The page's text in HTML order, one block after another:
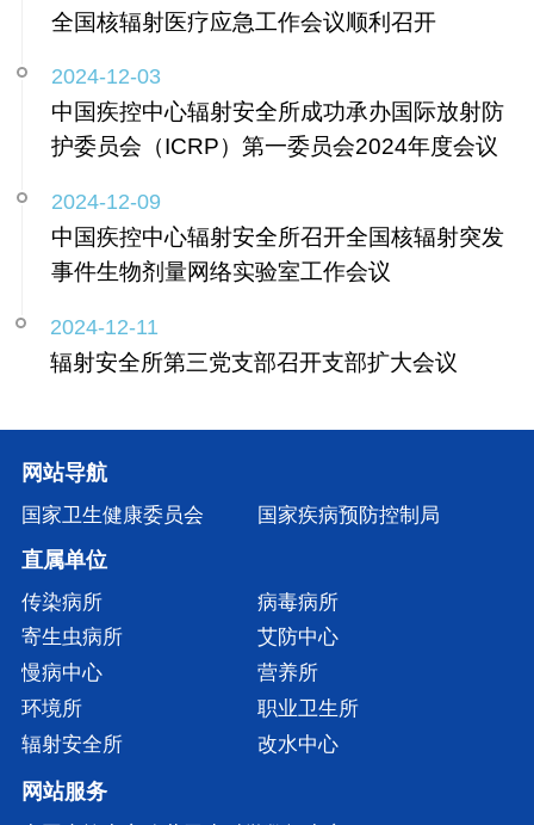
全国核辐射医疗应急工作会议顺利召开
2024-12-03
中国疾控中心辐射安全所成功承办国际放射防
护委员会（ICRP）第一委员会2024年度会议
2024-12-09
中国疾控中心辐射安全所召开全国核辐射突发
事件生物剂量网络实验室工作会议
2024-12-11
辐射安全所第三党支部召开支部扩大会议
网站导航
国家卫生健康委员会 国家疾病预防控制局
直属单位
传染病所
病毒病所
寄生虫病所
艾防中心
慢病中心
营养所
环境所
职业卫生所
辐射安全所
改水中心
网站服务